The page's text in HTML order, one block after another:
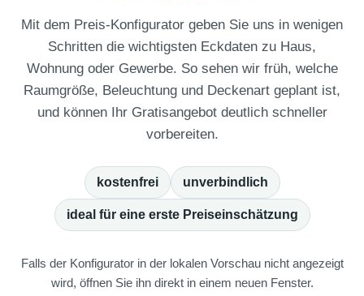
Mit dem Preis-Konfigurator geben Sie uns in wenigen
Schritten die wichtigsten Eckdaten zu Haus,
Wohnung oder Gewerbe. So sehen wir früh, welche
Raumgröße, Beleuchtung und Deckenart geplant ist,
und können Ihr Gratisangebot deutlich schneller
vorbereiten.
kostenfrei unverbindlich
ideal für eine erste Preiseinschätzung
Falls der Konfigurator in der lokalen Vorschau nicht angezeigt
wird, öffnen Sie ihn direkt in einem neuen Fenster.